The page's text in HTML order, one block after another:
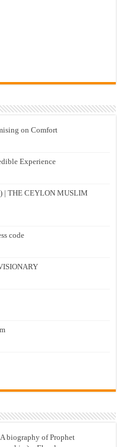
on Comfort
Experience
| THE CEYLON MUSLIM
code
biography of Prophet